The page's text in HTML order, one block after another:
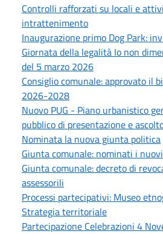
Controlli rafforzati su locali e
intrattenimento
Inaugurazione primo Dog Park:
Giornata della legalità Io non
del 5 marzo 2026
Consiglio comunale: approvato il
2026-2028
Nuovo PUG - Piano urbanistico
pubblico di presentazione e
Nominata la nuova giunta politica
Giunta comunale: nominati i
Giunta comunale: decreto di
assessorili
Processi partecipativi: Museo
Strategia territoriale
Partecipazione Celebrazioni 4